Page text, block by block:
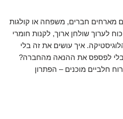
מארחים חברים, משפחה או קולגות
לערוך שולחן ארוך, לקנות חומרי
איך עושים את זה בלי
לפספס את ההנאה מהחברה?
חלביים מוכנים – הפתרון